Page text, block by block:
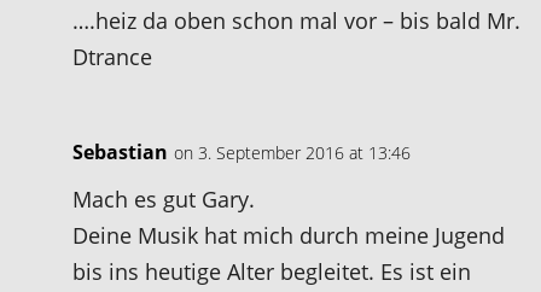
….heiz da oben schon mal vor – bis bald Mr.
Dtrance
Sebastian on 3. September 2016 at 13:46
Mach es gut Gary.
Deine Musik hat mich durch meine Jugend
bis ins heutige Alter begleitet. Es ist ein